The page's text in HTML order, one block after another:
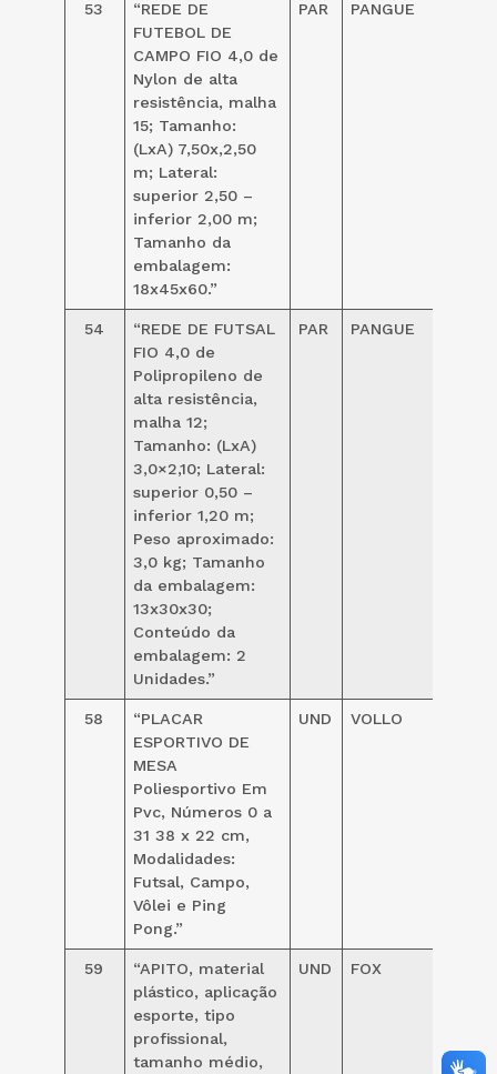
53
“REDE DE
FUTEBOL DE
CAMPO FIO 4,0 de
Nylon de alta
resistência, malha
15; Tamanho:
(LxA) 7,50x,2,50
m; Lateral:
superior 2,50 –
inferior 2,00 m;
Tamanho da
embalagem:
18x45x60.”
PAR PANGUE
54
“REDE DE FUTSAL
FIO 4,0 de
Polipropileno de
alta resistência,
malha 12;
Tamanho: (LxA)
3,0×2,10; Lateral:
superior 0,50 –
inferior 1,20 m;
Peso aproximado:
3,0 kg; Tamanho
da embalagem:
13x30x30;
Conteúdo da
embalagem: 2
Unidades.”
PAR PANGUE
58
“PLACAR
ESPORTIVO DE
MESA
Poliesportivo Em
Pvc, Números 0 a
31 38 x 22 cm,
Modalidades:
Futsal, Campo,
Vôlei e Ping
Pong.”
UND VOLLO
59
“APITO, material
plástico, aplicação
esporte, tipo
profissional,
tamanho médio,
UND FOX